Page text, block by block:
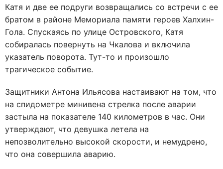
Катя и две ее подруги возвращались со встречи с ее
братом в районе Мемориала памяти героев Халхин-
Гола. Спускаясь по улице Островского, Катя
собиралась повернуть на Чкалова и включила
указатель поворота. Тут-то и произошло
трагическое событие.
Защитники Антона Ильясова настаивают на том, что
на спидометре минивена стрелка после аварии
застыла на показателе 140 километров в час. Они
утверждают, что девушка летела на
непозволительно высокой скорости, и немудрено,
что она совершила аварию.